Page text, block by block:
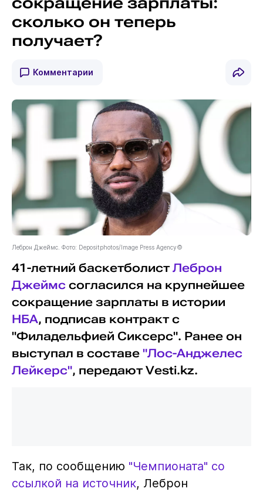
сколько он теперь
получает?
Комментарии
Леброн Джеймс. Фото: Depositphotos/Image Press Agency©
41-летний баскетболист Леброн
Джеймс согласился на крупнейшее
сокращение зарплаты в истории
НБА, подписав контракт с
"Филадельфией Сиксерс". Ранее он
выступал в составе "Лос-Анджелес
Лейкерс", передают Vesti.kz.
Так, по сообщению "Чемпионата" со
ссылкой на источник, Леброн